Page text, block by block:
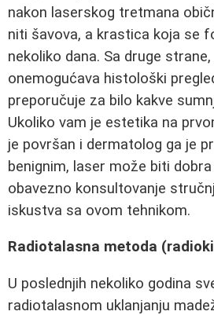
nakon laserskog tretmana
niti šavova, a krastica koja se
nekoliko dana. Sa druge
onemogućava histološki
preporučuje za bilo kakve
Ukoliko vam je estetika na
je površan i dermatolog ga je
benignim, laser može biti
obavezno konsultovanje
iskustva sa ovom tehnikom.
Radiotalasna metoda
U poslednjih nekoliko godina
radiotalasnom uklanjanju